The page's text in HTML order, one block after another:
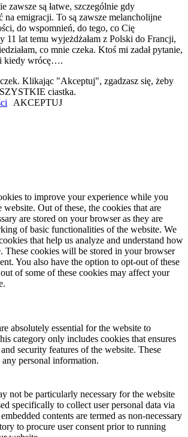
zawsze są łatwe, szczególnie gdy
na emigracji. To są zawsze melancholijne
do wspomnień, do tego, co Cię
11 lat temu wyjeżdżałam z Polski do Francji,
co mnie czeka. Ktoś mi zadał pytanie,
i kiedy wrócę….
Klikając "Akceptuj", zgadzasz się, żeby
ciastka.
AKCEPTUJ
to improve your experience while you
website. Out of these, the cookies that are
are stored on your browser as they are
of basic functionalities of the website. We
that help us analyze and understand how
These cookies will be stored in your browser
You also have the option to opt-out of these
of some of these cookies may affect your
absolutely essential for the website to
category only includes cookies that ensures
security features of the website. These
personal information.
not be particularly necessary for the website
specifically to collect user personal data via
contents are termed as non-necessary
to procure user consent prior to running